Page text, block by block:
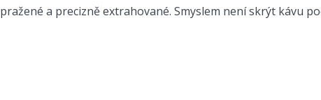
a precizně extrahované. Smyslem není skrýt kávu